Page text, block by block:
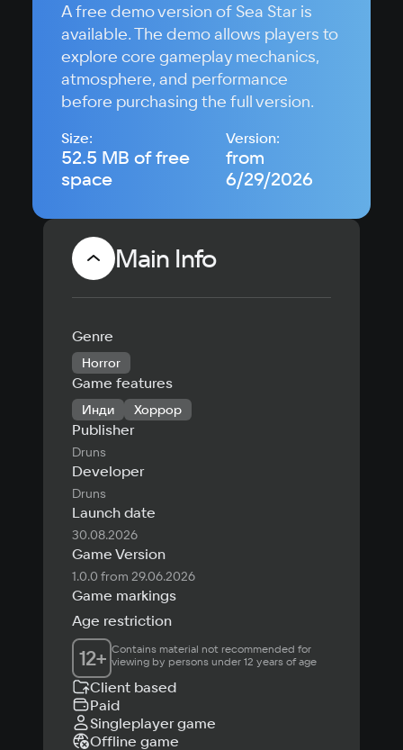
A free demo version of Sea Star is
available. The demo allows players to
explore core gameplay mechanics,
atmosphere, and performance
before purchasing the full version.
Size:
52.5 MB of free
space
Version:
from
6/29/2026
Main Info
Genre
Horror
Game features
Инди Хоррор
Publisher
Druns
Developer
Druns
Launch date
30.08.2026
Game Version
1.0.0 from 29.06.2026
Game markings
Age restriction
12+ Contains material not recommended for
viewing by persons under 12 years of age
Client based
Paid
Singleplayer game
Offline game